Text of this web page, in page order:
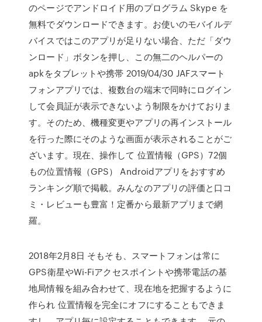
のページでアンドロイド用のプログラム Skype を
無料でダウンロードできます。お使いのモバイルデ
バイスではこのアプリが足りない場合、ただ「ダウ
ンロード」ボタンを押し、この無二のヘルパーの
apkをタブレットや携帯 2019/04/30 JAFスマート
フォンアプリでは、複数台の端末で同時にログイン
して会員証が表示できないよう制限をかけておりま
す。そのため、機種変更やアプリの再インストール
を行った際にそのような画面が表示されることがご
ざいます。現在、操作して 位置情報（GPS）72個
もの位置情報（GPS） Androidアプリをおすすめ
ランキング順で掲載。みんなのアプリの評価と口コ
ミ・レビューも豊富！定番から最新アプリまで網
羅。
2018年2月8日 そもそも、スマートフォンは常に
GPS衛星やWi-Fiアクセスポイントや携帯電話の基
地局情報を組み合わせて、現在地を把握するように
作られ 位置情報を完全にオフにすることもできま